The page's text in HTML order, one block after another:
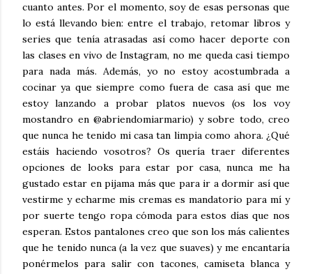
cuanto antes. Por el momento, soy de esas personas que
lo está llevando bien: entre el trabajo, retomar libros y
series que tenía atrasadas así como hacer deporte con
las clases en vivo de Instagram, no me queda casi tiempo
para nada más. Además, yo no estoy acostumbrada a
cocinar ya que siempre como fuera de casa así que me
estoy lanzando a probar platos nuevos (os los voy
mostandro en @abriendomiarmario) y sobre todo, creo
que nunca he tenido mi casa tan limpia como ahora. ¿Qué
estáis haciendo vosotros? Os quería traer diferentes
opciones de looks para estar por casa, nunca me ha
gustado estar en pijama más que para ir a dormir así que
vestirme y echarme mis cremas es mandatorio para mí y
por suerte tengo ropa cómoda para estos días que nos
esperan. Estos pantalones creo que son los más calientes
que he tenido nunca (a la vez que suaves) y me encantaría
ponérmelos para salir con tacones, camiseta blanca y